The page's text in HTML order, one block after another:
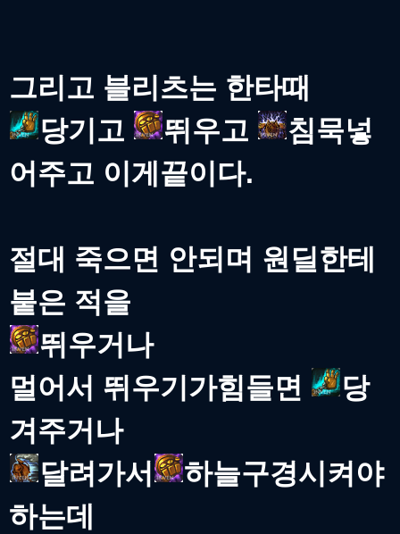
그리고 블리츠는 한타때
당기고
뛰우고
침묵넣
어주고 이게끝이다.
절대 죽으면 안되며 원딜한테
붙은 적을
뛰우거나
멀어서 뛰우기가힘들면
당
겨주거나
달려가서
하늘구경시켜야
하는데